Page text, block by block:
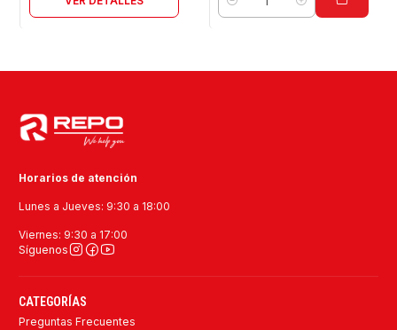
Cantidad
Horarios de atención
Lunes a Jueves: 9:30 a 18:00
Viernes: 9:30 a 17:00
Síguenos
CATEGORÍAS
Preguntas Frecuentes